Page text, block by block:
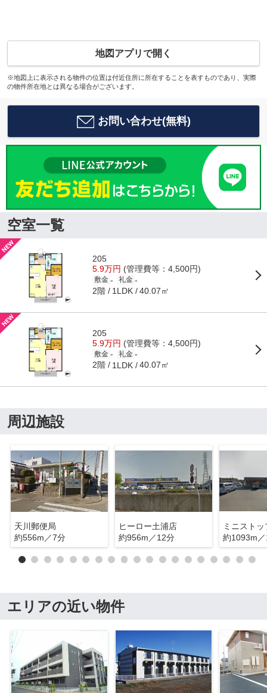
地図アプリで開く
※地図上に表示される物件の位置は付近住所に所在することを表すものであり、実際
の物件所在地とは異なる場合がございます。
お問い合わせ(無料)
空室一覧
205
5.9万円 (管理費等：4,500円)
敷金 - 礼金 -
2階 1LDK 40.07㎡
205
5.9万円 (管理費等：4,500円)
敷金 - 礼金 -
2階 1LDK 40.07㎡
周辺施設
天川郵便局
約556m／7分
ヒーロー土浦店
約956m／12分
約1093m
エリアの近い物件